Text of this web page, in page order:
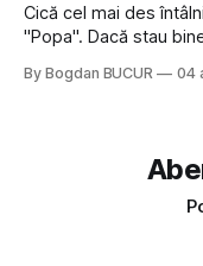
Cică cel mai des
"Popa". Dacă stau
Dexonline spune de
By Bogdan BUCUR 04